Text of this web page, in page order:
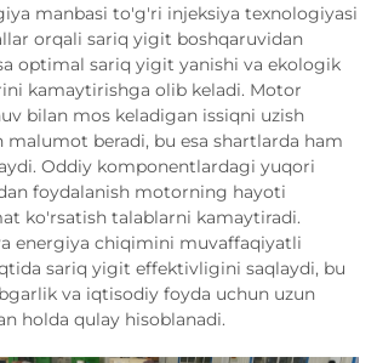
manbasi to'g'ri injeksiya texnologiyasi
orqali sariq yigit boshqaruvidan
optimal sariq yigit yanishi va ekologik
kamaytirishga olib keladi. Motor
bilan mos keladigan issiqni uzish
malumot beradi, bu esa shartlarda ham
Oddiy komponentlardagi yuqori
foydalanish motorning hayoti
ko'rsatish talablarni kamaytiradi.
energiya chiqimini muvaffaqiyatli
sariq yigit effektivligini saqlaydi, bu
va iqtisodiy foyda uchun uzun
holda qulay hisoblanadi.